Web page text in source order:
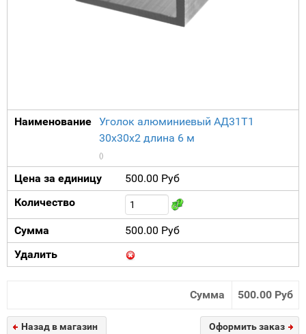
Наименование Уголок алюминиевый АД31Т1
30х30х2 длина 6 м
()
Цена за единицу
500.00 Руб
Количество
Сумма
500.00 Руб
Удалить
Сумма 500.00 Руб
Назад в магазин Оформить заказ